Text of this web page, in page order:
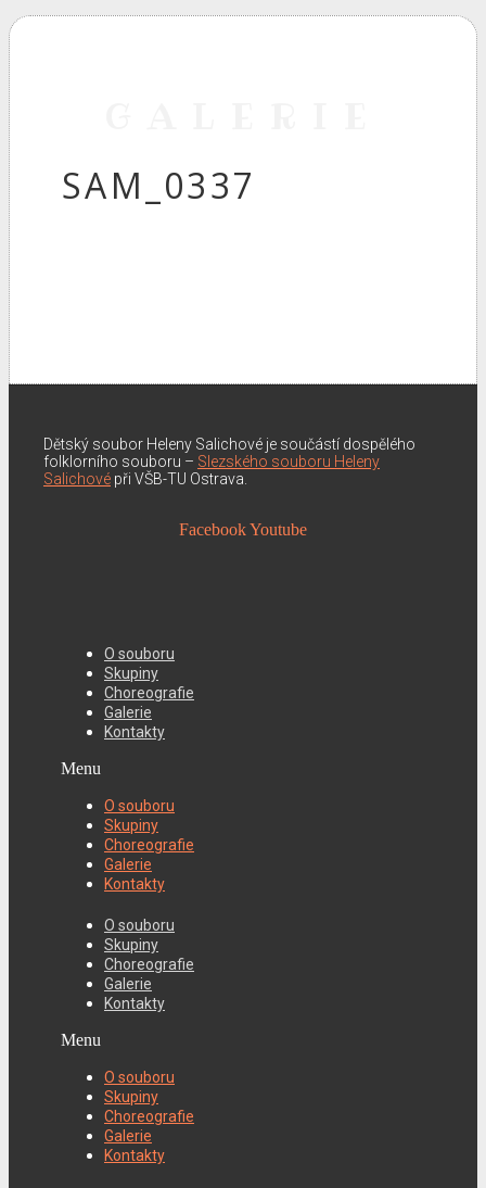
SAM_0337
Dětský soubor Heleny Salichové je součástí dospělého
folklorního souboru – Slezského souboru Heleny
Salichové při VŠB-TU Ostrava.
FacebookYoutube
O souboru
Skupiny
Choreografie
Galerie
Kontakty
Menu
O souboru
Skupiny
Choreografie
Galerie
Kontakty
O souboru
Skupiny
Choreografie
Galerie
Kontakty
Menu
O souboru
Skupiny
Choreografie
Galerie
Kontakty